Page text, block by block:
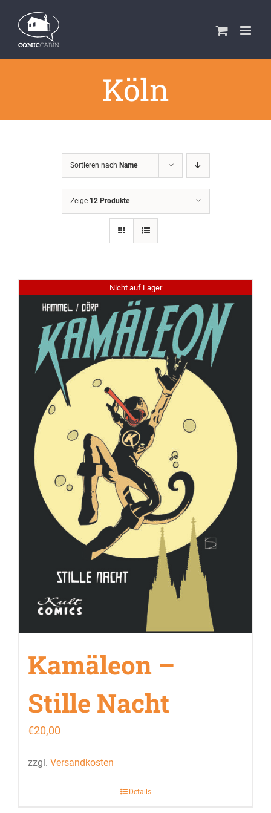
Inhalt
springen
Köln
Sortieren nach Name
Zeige 12 Produkte
Nicht auf Lager
Kamäleon –
Stille Nacht
€20,00
zzgl. Versandkosten
Details